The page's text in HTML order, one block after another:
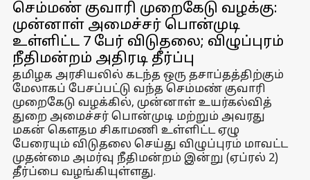
செம்மண் குவாரி முறைகேடு வழக்கு:
முன்னாள் அமைச்சர் பொன்முடி
உள்ளிட்ட 7 பேர் விடுதலை; விழுப்புரம்
நீதிமன்றம் அதிரடி தீர்ப்பு
தமிழக அரசியலில் கடந்த ஒரு தசாப்தத்திற்கும்
மேலாகப் பேசப்பட்டு வந்த செம்மண் குவாரி
முறைகேடு வழக்கில், முன்னாள் உயர்கல்வித்
துறை அமைச்சர் பொன்முடி மற்றும் அவரது
மகன் கௌதம சிகாமணி உள்ளிட்ட ஏழு
பேரையும் விடுதலை செய்து விழுப்புரம் மாவட்ட
முதன்மை அமர்வு நீதிமன்றம் இன்று (ஏப்ரல் 2)
தீர்ப்பை வழங்கியுள்ளது.